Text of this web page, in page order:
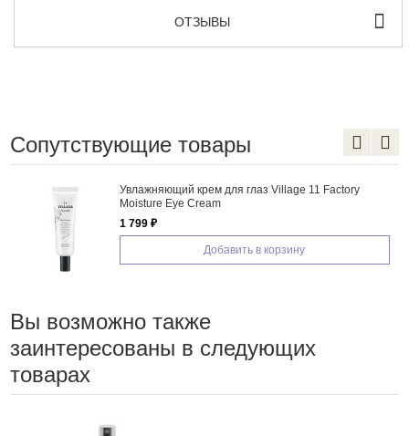
ОТЗЫВЫ
Сопутствующие товары
Увлажняющий крем для глаз Village 11 Factory
Moisture Eye Cream
1 799 ₽
Добавить в корзину
Вы возможно также
заинтересованы в следующих
товарах